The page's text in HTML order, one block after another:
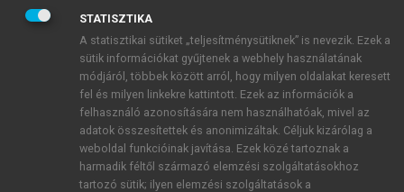
E tanulmány azt vizsgálja, hogy a magyarban a
fejvégű SOV mondatszerkezet fejkezdetűvé válása
során hogyan váltotta fel az uráli, illetve ugor
alapnyelvből örökölt igeneves határozói
alárendelést a véges, másként finit alárendelés;
milyen kiinduló szerkezetből, milyen lépésekkel
alakult ki az időjeles igét tartalmazó határozói
mellékmondat. A vizsgálat a véges időhatározói
STATISZTIKA
A statisztikai sütiket „teljesítménysütiknek” is nevezik. Ezek a
sütik információkat gyűjtenek a webhely használatának
módjáról, többek között arról, hogy milyen oldalakat keresett
fel és milyen linkekre kattintott. Ezek az információk a
felhasználó azonosítására nem használhatóak, mivel az
adatok összesítettek és anonimizáltak. Céljuk kizárólag a
weboldal funkcióinak javítása. Ezek közé tartoznak a
harmadik féltől származó elemzési szolgáltatásokhoz
tartozó sütik; ilyen elemzési szolgáltatások a